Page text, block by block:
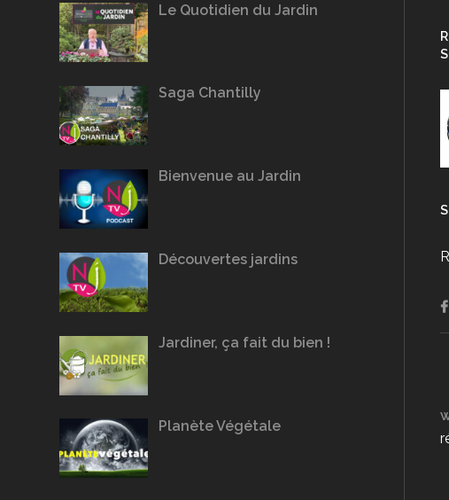
Le Quotidien du Jardin
Saga Chantilly
Bienvenue au Jardin
Découvertes jardins
Jardiner, ça fait du bien !
Planète Végétale